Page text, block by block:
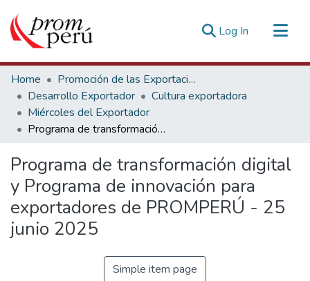
Log In (current)
Communities & Collections
All of DSpace
Statistics
Estadísticas Externas
Home
Promoción de las Exportaciones
Desarrollo Exportador
Cultura exportadora
Miércoles del Exportador
Programa de transformación digital y Programa de innovación para exportadores de PROMPERÚ - 25 junio 2025
Programa de transformación digital
y Programa de innovación para
exportadores de PROMPERÚ - 25
junio 2025
Simple item page